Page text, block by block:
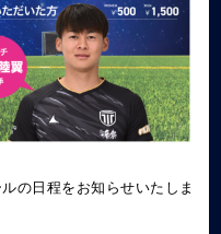
の日程をお知らせいたしま